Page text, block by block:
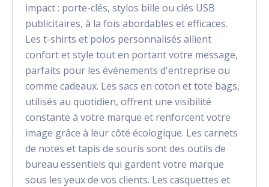
impact : porte-clés, stylos bille ou clés USB
publicitaires, à la fois abordables et efficaces.
Les t-shirts et polos personnalisés allient
confort et style tout en portant votre message,
parfaits pour les événements d'entreprise ou
comme cadeaux. Les sacs en coton et tote bags,
utilisés au quotidien, offrent une visibilité
constante à votre marque et renforcent votre
image grâce à leur côté écologique. Les carnets
de notes et tapis de souris sont des outils de
bureau essentiels qui gardent votre marque
sous les yeux de vos clients. Les casquettes et